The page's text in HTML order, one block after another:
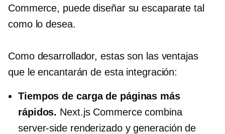
Commerce, puede diseñar su escaparate tal
como lo desea.
Como desarrollador, estas son las ventajas
que le encantarán de esta integración:
Tiempos de carga de páginas más
rápidos. Next.js Commerce combina
server-siderenderizado y generación de